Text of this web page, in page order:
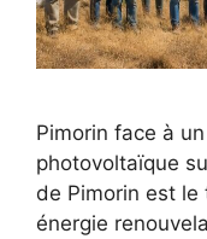
Pimorin face à
photovoltaïque
de Pimorin est le
énergie